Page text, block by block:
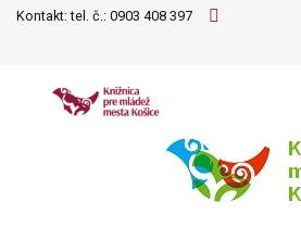
Kontakt: tel. č.: 0903 408 397